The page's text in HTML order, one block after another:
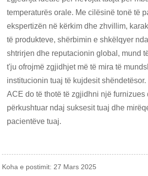
temperaturës orale. Me cilësinë tonë të
ekspertizën në kërkim dhe zhvillim,
të produkteve, shërbimin e shkëlqyer
shtrirjen dhe reputacionin global, mund
t'ju ofrojmë zgjidhjet më të mira të
institucionin tuaj të kujdesit
ACE do të thotë të zgjidhni një furnizues
përkushtuar ndaj suksesit tuaj dhe
pacientëve tuaj.
Koha e postimit: 27 Mars 2025